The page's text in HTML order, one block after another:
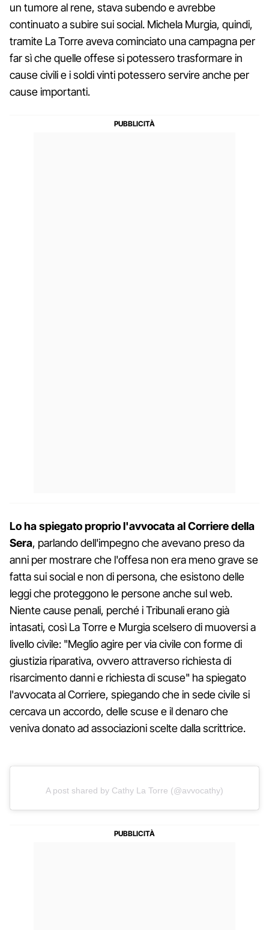
un tumore al rene, stava subendo e avrebbe
continuato a subire sui social. Michela Murgia, quindi,
tramite La Torre aveva cominciato una campagna per
far sì che quelle offese si potessero trasformare in
cause civili e i soldi vinti potessero servire anche per
cause importanti.
Lo ha spiegato proprio l'avvocata al Corriere della
Sera, parlando dell'impegno che avevano preso da
anni per mostrare che l'offesa non era meno grave se
fatta sui social e non di persona, che esistono delle
leggi che proteggono le persone anche sul web.
Niente cause penali, perché i Tribunali erano già
intasati, così La Torre e Murgia scelsero di muoversi a
livello civile: "Meglio agire per via civile con forme di
giustizia riparativa, ovvero attraverso richiesta di
risarcimento danni e richiesta di scuse" ha spiegato
l'avvocata al Corriere, spiegando che in sede civile si
cercava un accordo, delle scuse e il denaro che
veniva donato ad associazioni scelte dalla scrittrice.
A post shared by Cathy La Torre (@avvocathy)